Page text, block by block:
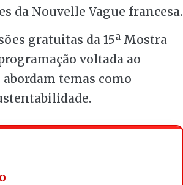
da Nouvelle Vague francesa.
gratuitas da 15ª Mostra
voltada ao
temas como